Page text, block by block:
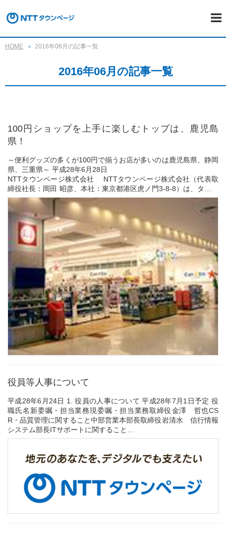
HOME 2016年06月の記事一覧
2016年06月の記事一覧
100円ショップを上手に楽しむトップは、鹿児島
県！
～便利グッズの多くが100円で揃うお店が多いのは鹿児島県、静岡
県、三重県～ 平成28年6月28日
NTTタウンページ株式会社 NTTタウンページ株式会社（代表取
締役社長：岡田 昭彦、本社：東京都港区虎ノ門3-8-8）は、タウン
ページデータベース（職業別電話帳データ）を活用...
役員等人事について
平成28年6月24日 1. 役員の人事について 平成28年7月1日予定 役
職​氏名​新委嘱・担当業務​現委嘱・担当業務取締役​金澤 哲也​CS
R・品質管理に関すること中部営業本部長​取締役​岩清水 信行情報
システム部長ITサポートに関すること
システム営業に関すること​人事部...